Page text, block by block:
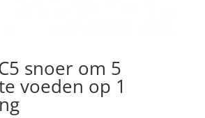
snoer om 5
voeden op 1